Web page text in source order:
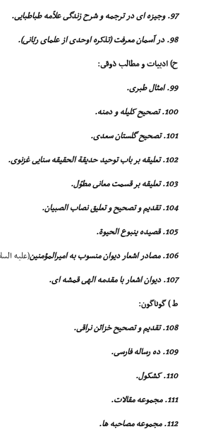
97. وجیزه اى در ترجمه و شرح زندگى علاّمه طباطبایى.
98. در آسمان معرفت (تذکره اوحدى از علماى ربّانى).
ح) ادبیات و مطالب ذوقى:
99. امثال طبرى.
100. تصحیح کلیله و دمنه.
101. تصحیح گلستان سعدى.
102. تعلیقه بر باب توحید حدیقة الحقیقه سنایى غزنوى.
103. تعلیقه بر قسمت معانى مطوّل.
104. تقدیم و تصحیح و تعلیق نصاب الصبیان.
105. قصیده ینبوع الحیوة.
106. مصادر اشعار دیوان منسوب به امیرالمؤمنین
(علیه
107. دیوان اشعار با مقدمه الهى قمشه اى.
ط ) گوناگون:
108. تقدیم و تصحیح خزائن نراقى.
109. ده رساله فارسى.
110. کشکول.
111. مجموعه مقالات.
112. مجموعه مصاحبه ها.